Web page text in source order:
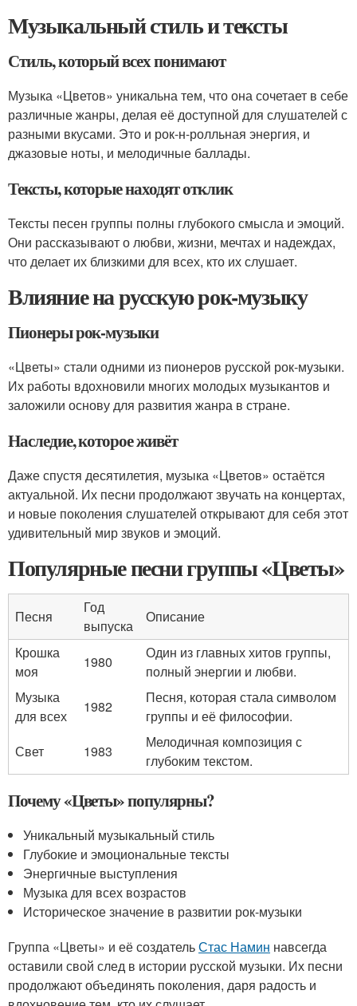
Музыкальный стиль и тексты
Стиль, который всех понимают
Музыка «Цветов» уникальна тем, что она сочетает в себе
различные жанры, делая её доступной для слушателей с
разными вкусами. Это и рок-н-ролльная энергия, и
джазовые ноты, и мелодичные баллады.
Тексты, которые находят отклик
Тексты песен группы полны глубокого смысла и эмоций.
Они рассказывают о любви, жизни, мечтах и надеждах,
что делает их близкими для всех, кто их слушает.
Влияние на русскую рок-музыку
Пионеры рок-музыки
«Цветы» стали одними из пионеров русской рок-музыки.
Их работы вдохновили многих молодых музыкантов и
заложили основу для развития жанра в стране.
Наследие, которое живёт
Даже спустя десятилетия, музыка «Цветов» остаётся
актуальной. Их песни продолжают звучать на концертах,
и новые поколения слушателей открывают для себя этот
удивительный мир звуков и эмоций.
Популярные песни группы «Цветы»
Песня
Год
выпуска
Описание
Крошка
моя
1980
Один из главных хитов группы,
полный энергии и любви.
Музыка
для всех
1982
Песня, которая стала символом
группы и её философии.
Свет
1983
Мелодичная композиция с
глубоким текстом.
Почему «Цветы» популярны?
Уникальный музыкальный стиль
Глубокие и эмоциональные тексты
Энергичные выступления
Музыка для всех возрастов
Историческое значение в развитии рок-музыки
Группа «Цветы» и её создательСтас Намин навсегда
оставили свой след в истории русской музыки. Их песни
продолжают объединять поколения, даря радость и